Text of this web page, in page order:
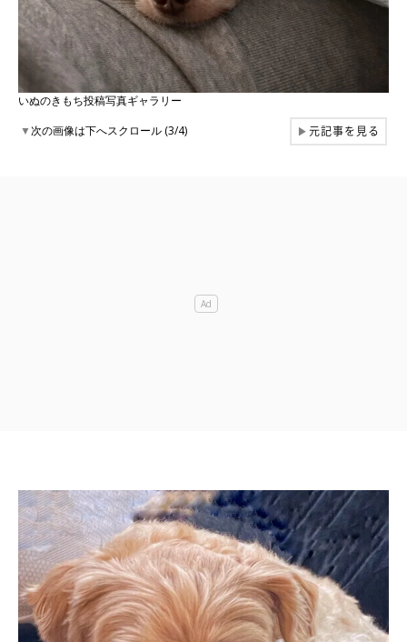
いぬのきもち投稿写真ギャラリー
▼次の画像は下へスクロール (3/4) ▶元記事を見る